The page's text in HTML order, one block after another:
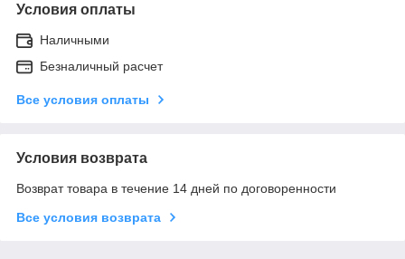
Условия оплаты
Наличными
Безналичный расчет
Все условия оплаты
Условия возврата
Возврат товара в течение 14 дней по договоренности
Все условия возврата